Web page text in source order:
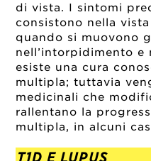
di vista. I sintomi
consistono nella
quando si muovono
nell’intorpidimento e
esiste una cura
multipla; tuttavia
medicinali che
rallentano la
multipla, in alcuni